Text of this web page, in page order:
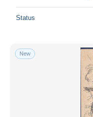
Status
New